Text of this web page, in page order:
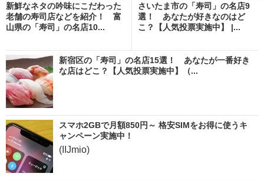
新鮮なネタの吟味にこだわった
老舗の寿司店などを紹介！ 富
山県の「寿司」の名店10...
さいたま市の「寿司」の名店9
選！ あなたが好きなのはど
こ？【人気投票実施中】 |...
新宿区の「寿司」の名店15選！ あなたが一番好き
な店はどこ？【人気投票実施中】（...
スマホ2GBで月額850円～ 格安SIMをお得に使うキ
ャンペーン実施中！
(IIJmio)